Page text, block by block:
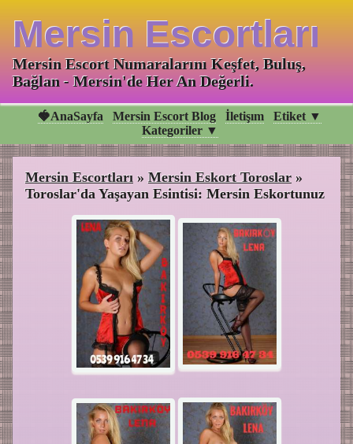
Mersin Escortları
Mersin Escort Numaralarını Keşfet, Buluş,
Bağlan - Mersin'de Her An Değerli.
🍓AnaSayfa Mersin Escort Blog İletişım
Etiket ▼
Kategoriler ▼
Mersin Escortları » Mersin Eskort Toroslar »
Toroslar'da Yaşayan Esintisi: Mersin Eskortunuz